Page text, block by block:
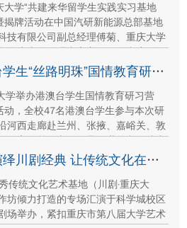
学“共建来华留学生实践实习基地
揭牌活动在中国汽研新能源总部基地
技有限公司副总经理傅菊、重庆大学
学生事务管理中心主任阳春出席活
教师代表及来华留学生代表共同参重庆大学举办港澳台学生“丝路明珠”国情教育研习营
学举办港澳台学生国情教育研习营
，全校47名港澳台学生参与本次研
河西走廊赴兰州、张掖、嘉峪关、敦
国家在丝路文明传承、世界文化遗产
方面的建设成就与发展路径。
重大青年学子倾情演绎川剧经典 让传统文化在校园“活”起来
传统文化艺术基地（川剧·重庆大
坊倾力打造的专场汇演于科学城校区
场举办，紧扣重庆市第八届大学艺术